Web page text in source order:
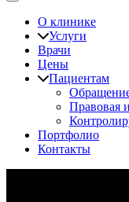
О клинике
Услуги
Врачи
Цены
Пациентам
Правовая
Портфолио
Контакты